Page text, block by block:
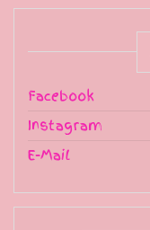
Facebook
Instagram
E-Mail